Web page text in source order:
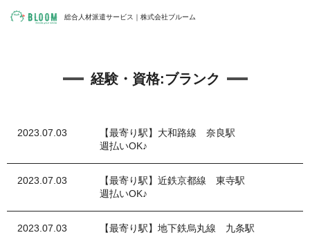
総合人材派遣サービス｜株式会社ブルーム
経験・資格:ブランク
2023.07.03
【最寄り駅】大和路線 奈良駅
週払いOK♪
2023.07.03
【最寄り駅】近鉄京都線 東寺駅
週払いOK♪
2023.07.03
【最寄り駅】地下鉄烏丸線 九条駅